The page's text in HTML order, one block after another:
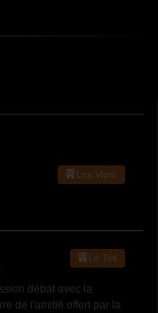
Les Vans
Le Teil
débat avec la
de l'amitié offert par la